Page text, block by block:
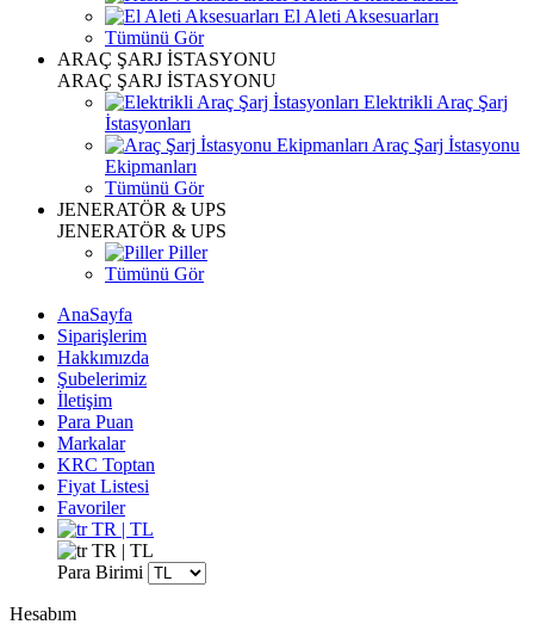
El Aleti Aksesuarları
Tümünü Gör
ARAÇ ŞARJ İSTASYONU
ARAÇ ŞARJ İSTASYONU
Elektrikli Araç Şarj
İstasyonları
Araç Şarj İstasyonu
Ekipmanları
Tümünü Gör
JENERATÖR & UPS
JENERATÖR & UPS
Piller
Tümünü Gör
AnaSayfa
Siparişlerim
Hakkımızda
Şubelerimiz
İletişim
Para Puan
Markalar
KRC Toptan
Fiyat Listesi
Favoriler
TR | TL
TR | TL
Para Birimi
Hesabım